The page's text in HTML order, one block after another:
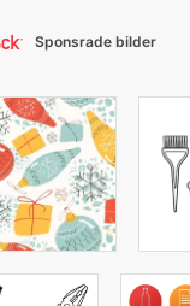
Sponsrade bilder